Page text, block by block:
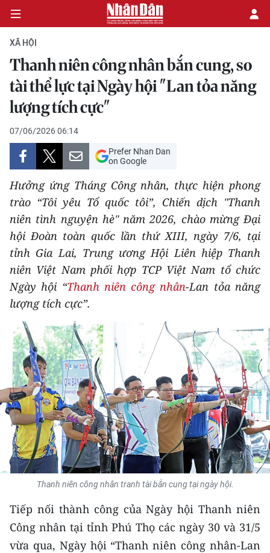
CHÍNH TRỊ
KINH TẾ
VĂN HÓA
XÃ HỘI
PHÁP LUẬT
DU LỊCH
THẾ GIỚI
THỂ THAO
GIÁO DỤC
Y TẾ
KHOA HỌC - CÔNG NGHỆ
MÔI TRƯỜNG
BẠN ĐỌC
KIỂM CHỨNG THÔNG TIN
TRI THỨC CHUYÊN SÂU
54 DÂN TỘC VIỆT NAM
CHƯƠNG TRÌNH OCOP - MỖI XÃ
XÃ HỘI
Thanh niên công nhân bắn cung, so
tài thể lực tại Ngày hội "Lan tỏa năng
lượng tích cực"
07/06/2026 06:14
Prefer Nhan Dan
on Google
Hưởng ứng Tháng Công nhân, thực hiện phong
trào “Tôi yêu Tổ quốc tôi”, Chiến dịch "Thanh
niên tình nguyện hè" năm 2026, chào mừng Đại
hội Đoàn toàn quốc lần thứ XIII, ngày 7/6, tại
tỉnh Gia Lai, Trung ương Hội Liên hiệp Thanh
niên Việt Nam phối hợp TCP Việt Nam tổ chức
Ngày hội “Thanh niên công nhân-Lan tỏa năng
lượng tích cực”.
Thanh niên công nhân tranh tài bắn cung tại ngày hội.
Tiếp nối thành công của Ngày hội Thanh niên
Công nhân tại tỉnh Phú Thọ các ngày 30 và 31/5
vừa qua, Ngày hội “Thanh niên công nhân-Lan